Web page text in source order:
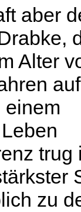
aber
Alter
auf
einem
trug
zu